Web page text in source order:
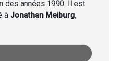
des années 1990. Il est
à Jonathan Meiburg,